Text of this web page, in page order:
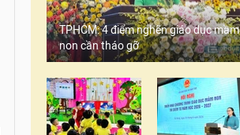
TPHCM: 4 điểm nghẽn giáo dục mầm
non cần tháo gỡ